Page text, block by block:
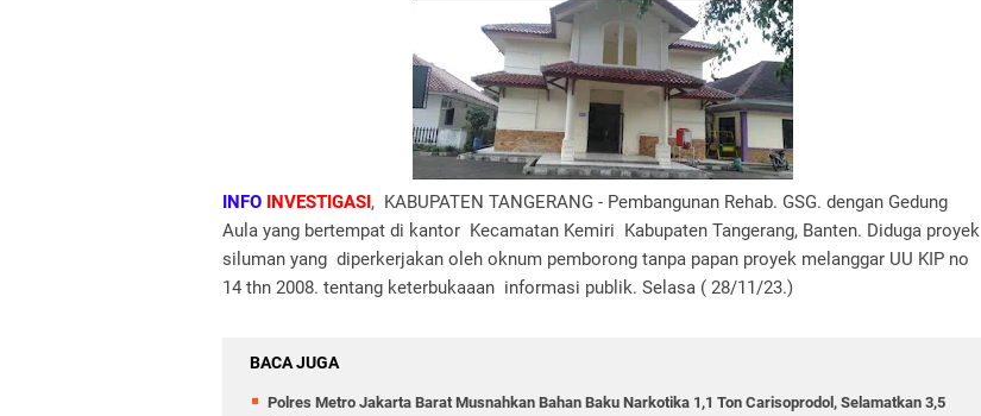
INFO INVESTIGASI, KABUPATEN TANGERANG - Pembangunan Rehab. GSG. dengan Gedung
Aula yang bertempat di kantor Kecamatan Kemiri Kabupaten Tangerang, Banten. Diduga proyek
siluman yang diperkerjakan oleh oknum pemborong tanpa papan proyek melanggar UU KIP no
14 thn 2008. tentang keterbukaaan informasi publik. Selasa ( 28/11/23.)
BACA JUGA
Polres Metro Jakarta Barat Musnahkan Bahan Baku Narkotika 1,1 Ton Carisoprodol, Selamatkan 3,5